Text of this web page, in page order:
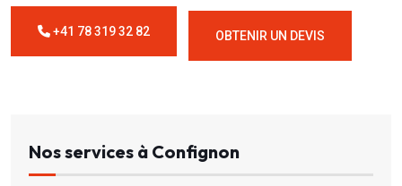
+41 78 319 32 82 OBTENIR UN DEVIS
Nos services à Confignon